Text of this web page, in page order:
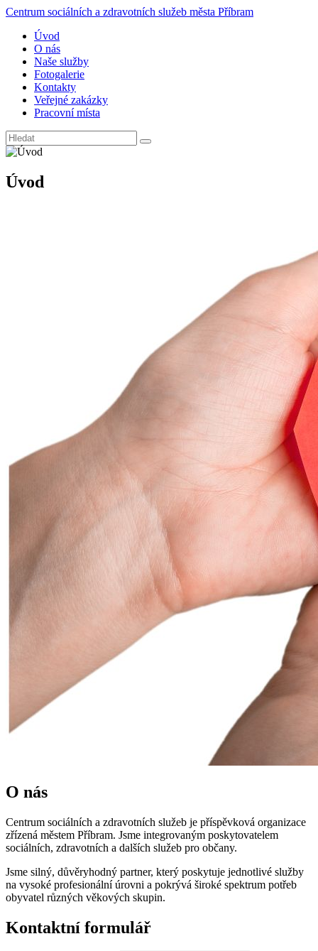
Centrum sociálních a zdravotních služeb města Příbram
Úvod
O nás
Naše služby
Fotogalerie
Kontakty
Veřejné zakázky
Pracovní místa
Úvod
O nás
Centrum sociálních a zdravotních služeb je příspěvková organizace
zřízená městem Příbram. Jsme integrovaným poskytovatelem
sociálních, zdravotních a dalších služeb pro občany.
Jsme silný, důvěryhodný partner, který poskytuje jednotlivé služby
na vysoké profesionální úrovni a pokrývá široké spektrum potřeb
obyvatel různých věkových skupin.
Kontaktní formulář